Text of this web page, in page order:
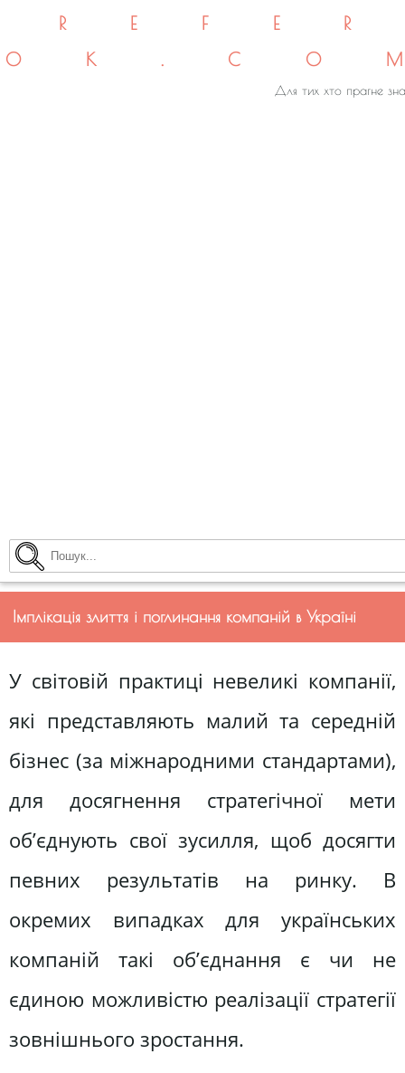
Для тих хто прагне
Імплікація злиття і поглинання компаній в Україні
У світовій практиці невеликі компанії,
які представляють малий та середній
бізнес (за міжнародними стандартами),
для досягнення стратегічної мети
об’єднують свої зусилля, щоб досягти
певних результатів на ринку. В
окремих випадках для українських
компаній такі об’єднання є чи не
єдиною можливістю реалізації стратегії
зовнішнього зростання.